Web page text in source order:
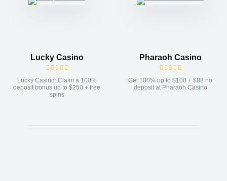
Lucky Casino
Lucky Casino: Claim a 100%
deposit bonus up to $250 + free
spins
Pharaoh Casino
Get 100% up to $100 + $88 no
deposit at Pharaoh Casino